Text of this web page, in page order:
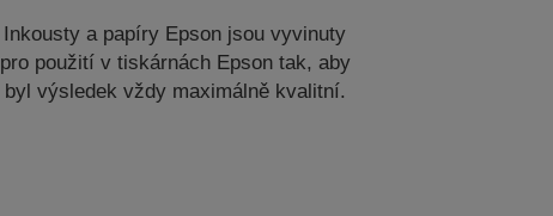
Inkousty a papíry Epson jsou vyvinuty
pro použití v tiskárnách Epson tak, aby
byl výsledek vždy maximálně kvalitní.